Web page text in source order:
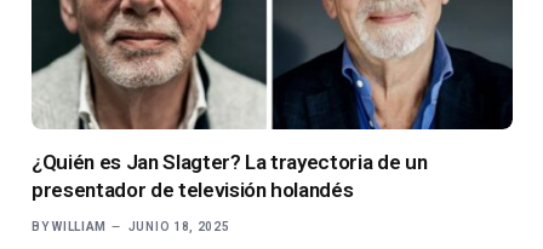
¿Quién es Jan Slagter? La trayectoria de un
presentador de televisión holandés
BY WILLIAM JUNIO 18, 2025